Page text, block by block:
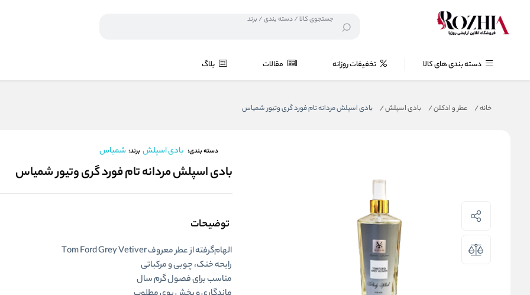
دسته بندی های کالا تخفیفات روزانه مقالات بلاگ
خانه/ عطر و ادکلن/ بادی اسپلش/ بادی اسپلش مردانه تام فورد گری وتیور شمیاس
دسته بندی: بادی اسپلش برند: شمیاس
بادی اسپلش مردانه تام فورد گری وتیور شمیاس
توضیحات
الهام‌گرفته از عطر معروف Tom Ford Grey Vetiver
رایحه خنک، چوبی و مرکباتی
مناسب برای فصول گرم سال